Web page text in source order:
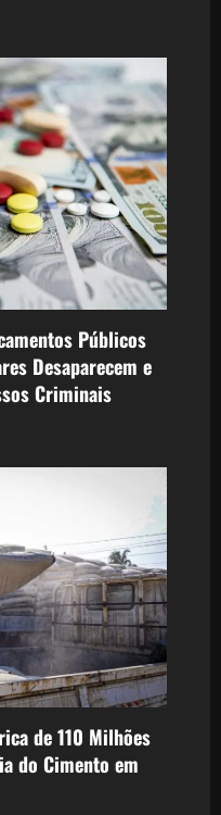
Públicos
Desaparecem e
Criminais
de 110 Milhões
do Cimento em